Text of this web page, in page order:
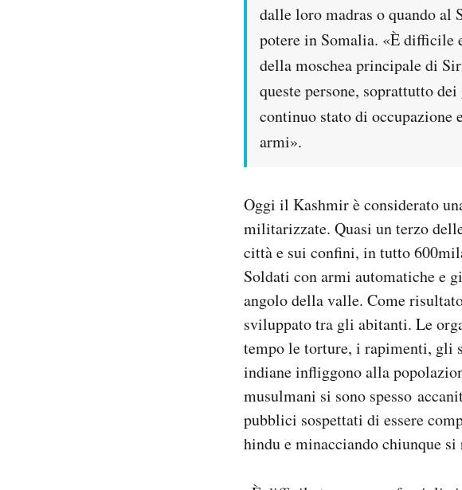
dalle loro madras o quando al
potere in Somalia. «È difficile
della moschea principale di
queste persone, soprattutto
continuo stato di occupazione
armi».
Oggi il Kashmir è considerato
militarizzate. Quasi un terzo
città e sui confini, in tutto
Soldati con armi automatiche e
angolo della valle. Come
sviluppato tra gli abitanti. Le
tempo le torture, i rapimenti, gli
indiane infliggono alla
musulmani si sono spesso
pubblici sospettati di essere
hindu e minacciando chiunque